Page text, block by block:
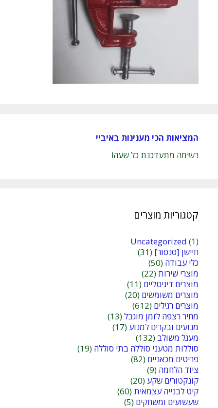
המציאות הכי מענינות באיביי
רשימה מתעדכנת כל שעה!
קטגוריות מוצרים
Uncategorized (1)
חיישן [סנסור] (31)
כלי עבודה (50)
מוצרי שירות (22)
מוצרים דיגיטליים (11)
מוצרים משומשים (20)
מוצרים רגילים (612)
מחיר רצפה לזמן מוגבל(13)
מנועים ובקרים למנוע (17)
מעגל משולב (132)
סוללות מטעני סוללה בתי סוללה (19)
פריטים מכאניים (82)
ציוד הלחמה (9)
קונקטורים שקע (20)
קיט לבנייה עצמאית (60)
שעשועים ומשחקים (5)